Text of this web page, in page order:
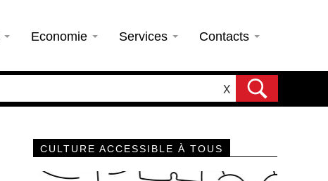
Economie Services Contacts
X
CULTURE ACCESSIBLE À TOUS